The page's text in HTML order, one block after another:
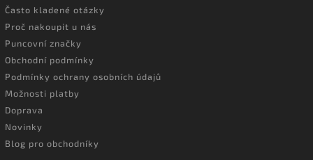
Často kladené otázky
Proč nakoupit u nás
Puncovní značky
Obchodní podmínky
Podmínky ochrany osobních údajů
Možnosti platby
Doprava
Novinky
Blog pro obchodníky